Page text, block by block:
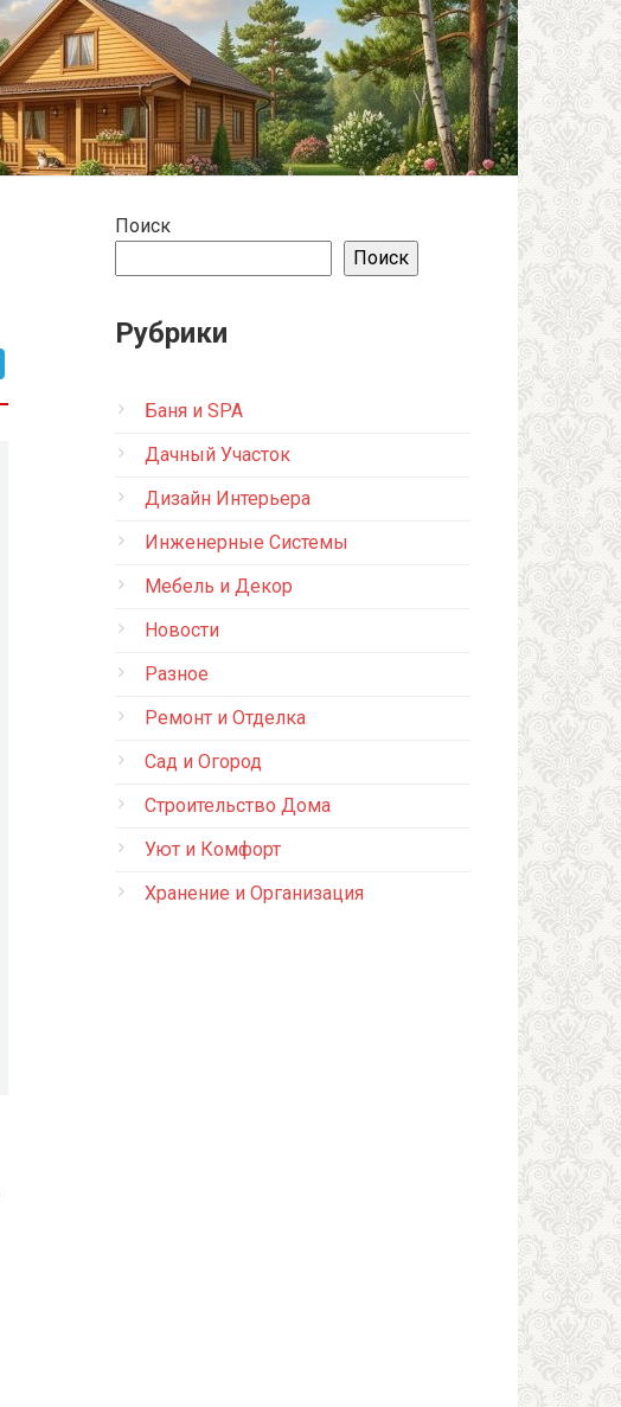
Поиск
Поиск
Рубрики
Баня и SPA
Дачный Участок
Дизайн Интерьера
Инженерные Системы
Мебель и Декор
Новости
Разное
Ремонт и Отделка
Сад и Огород
Строительство Дома
Уют и Комфорт
Хранение и Организация